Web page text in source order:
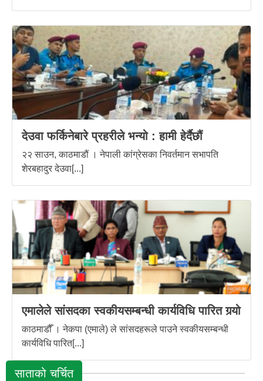
देउवा फर्किनेबारे प्रहरीले भन्यो : हामी हेर्दैछौं
२२ साउन, काठमाडौं । नेपाली कांग्रेसका निवर्तमान सभापति
शेरबहादुर देउवा[...]
एमालेले सांसदका स्वकीयसम्बन्धी कार्यविधि पारित गर्‍यो
काठमाडौँ । नेकपा (एमाले) ले सांसदहरूले पाउने स्वकीयसम्बन्धी
कार्यविधि पारित[...]
साताको चर्चित